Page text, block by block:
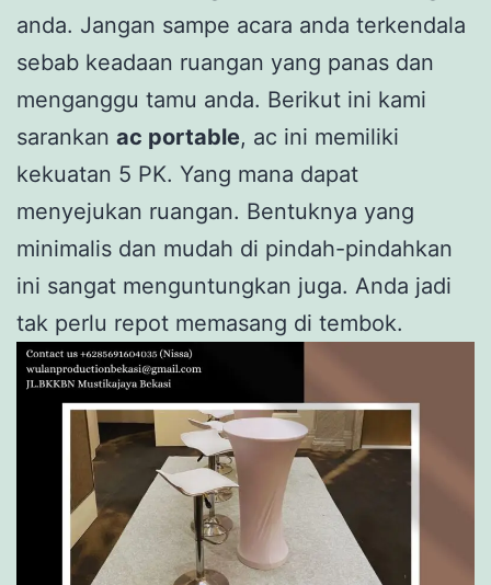
anda. Jangan sampe acara anda terkendala
sebab keadaan ruangan yang panas dan
menganggu tamu anda. Berikut ini kami
sarankan ac portable, ac ini memiliki
kekuatan 5 PK. Yang mana dapat
menyejukan ruangan. Bentuknya yang
minimalis dan mudah di pindah-pindahkan
ini sangat menguntungkan juga. Anda jadi
tak perlu repot memasang di tembok.